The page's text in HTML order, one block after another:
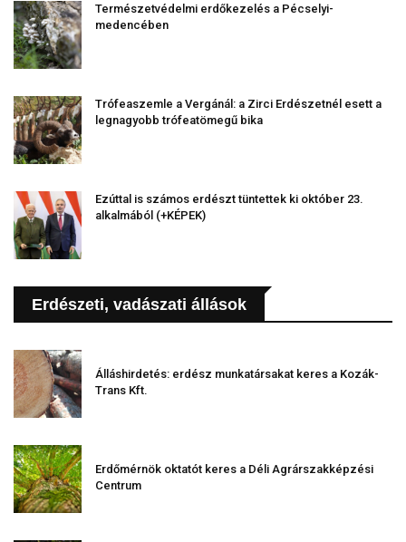
Természetvédelmi erdőkezelés a Pécselyi-
medencében
Trófeaszemle a Vergánál: a Zirci Erdészetnél esett a
legnagyobb trófeatömegű bika
Ezúttal is számos erdészt tüntettek ki október 23.
alkalmából (+KÉPEK)
Erdészeti, vadászati állások
Álláshirdetés: erdész munkatársakat keres a Kozák-
Trans Kft.
Erdőmérnök oktatót keres a Déli Agrárszakképzési
Centrum